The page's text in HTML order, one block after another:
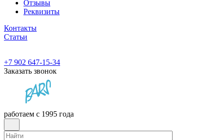
Отзывы
Реквизиты
Контакты
Статьи
+7 902 647-15-34
Заказать звонок
работаем с 1995 года